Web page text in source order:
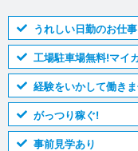
うれしい日勤のお仕
工場駐車場無料!マイ
経験をいかして働き
がっつり稼ぐ!
事前見学あり